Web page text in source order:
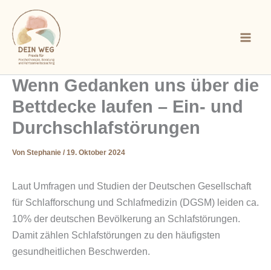
Inhalt
springen
Wenn Gedanken uns über die
Bettdecke laufen – Ein- und
Durchschlafstörungen
Von Stephanie / 19. Oktober 2024
Laut Umfragen und Studien der Deutschen Gesellschaft
für Schlafforschung und Schlafmedizin (DGSM) leiden ca.
10% der deutschen Bevölkerung an Schlafstörungen.
Damit zählen Schlafstörungen zu den häufigsten
gesundheitlichen Beschwerden.